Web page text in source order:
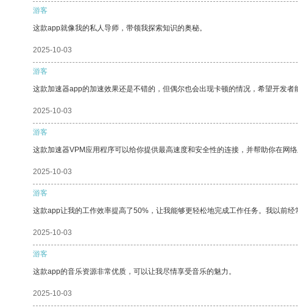
游客
这款app就像我的私人导师，带领我探索知识的奥秘。
2025-10-03
游客
这款加速器app的加速效果还是不错的，但偶尔也会出现卡顿的情况，希望开发者
2025-10-03
游客
这款加速器VPM应用程序可以给你提供最高速度和安全性的连接，并帮助你在网络
2025-10-03
游客
这款app让我的工作效率提高了50%，让我能够更轻松地完成工作任务。我以前
2025-10-03
游客
这款app的音乐资源非常优质，可以让我尽情享受音乐的魅力。
2025-10-03